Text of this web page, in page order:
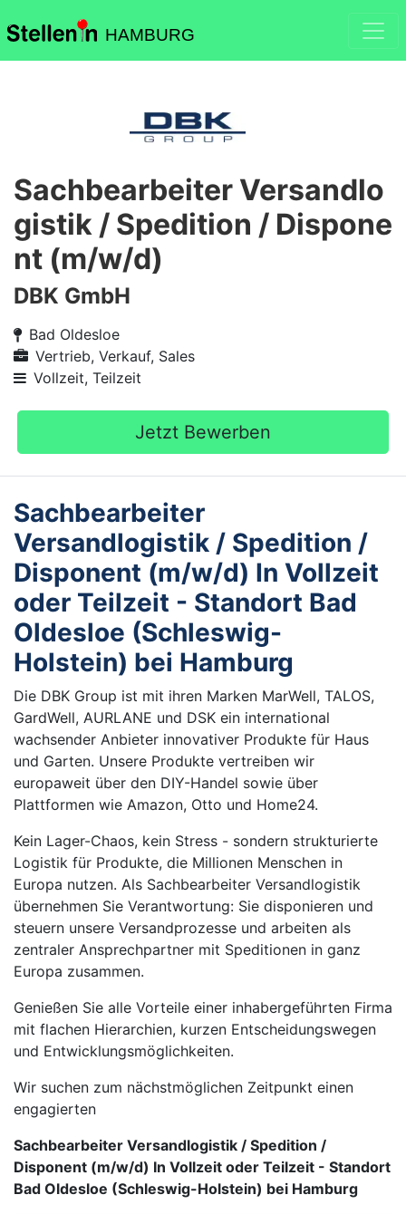
HAMBURG
Sachbearbeiter Versandlo
gistik / Spedition / Dispone
nt (m/w/d)
DBK GmbH
Bad Oldesloe
Vertrieb, Verkauf, Sales
Vollzeit, Teilzeit
Jetzt Bewerben
Sachbearbeiter
Versandlogistik / Spedition /
Disponent (m/w/d) In Vollzeit
oder Teilzeit - Standort Bad
Oldesloe (Schleswig-
Holstein) bei Hamburg
Die DBK Group ist mit ihren Marken MarWell, TALOS,
GardWell, AURLANE und DSK ein international
wachsender Anbieter innovativer Produkte für Haus
und Garten. Unsere Produkte vertreiben wir
europaweit über den DIY-Handel sowie über
Plattformen wie Amazon, Otto und Home24.
Kein Lager-Chaos, kein Stress - sondern strukturierte
Logistik für Produkte, die Millionen Menschen in
Europa nutzen. Als Sachbearbeiter Versandlogistik
übernehmen Sie Verantwortung: Sie disponieren und
steuern unsere Versandprozesse und arbeiten als
zentraler Ansprechpartner mit Speditionen in ganz
Europa zusammen.
Genießen Sie alle Vorteile einer inhabergeführten Firma
mit flachen Hierarchien, kurzen Entscheidungswegen
und Entwicklungsmöglichkeiten.
Wir suchen zum nächstmöglichen Zeitpunkt einen
engagierten
Sachbearbeiter Versandlogistik / Spedition /
Disponent (m/w/d) In Vollzeit oder Teilzeit - Standort
Bad Oldesloe (Schleswig-Holstein) bei Hamburg